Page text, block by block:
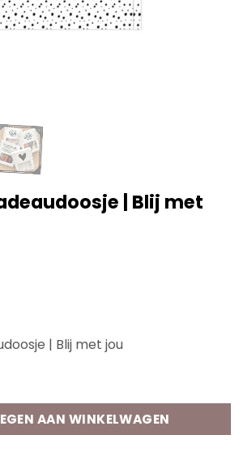
| Blij met
| Blij met jou
| Blij met jou aantal
AAN WINKELWAGEN